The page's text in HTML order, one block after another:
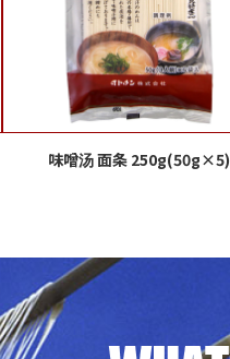
味噌汤 面条 250g(50g×5)